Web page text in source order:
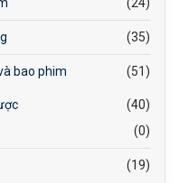
(24)
(35)
bao phim (51)
(40)
(0)
(19)